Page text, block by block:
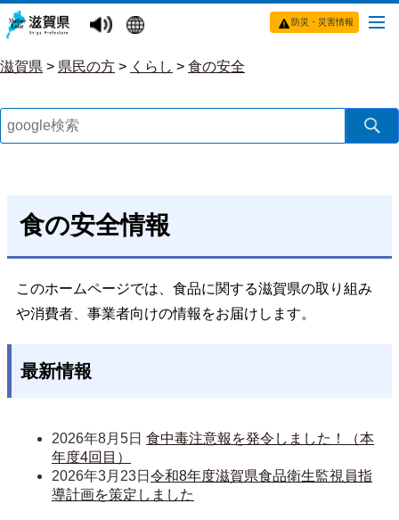
防災・災害情報
滋賀県 > 県民の方 > くらし > 食の安全
食の安全情報
このホームページでは、食品に関する滋賀県の取り組み
や消費者、事業者向けの情報をお届けします。
最新情報
2026年8月5日 食中毒注意報を発令しました！（本
年度4回目）
2026年3月23日 令和8年度滋賀県食品衛生監視員指
導計画を策定しました